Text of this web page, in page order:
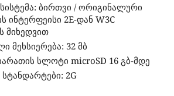
ბირთვი / ორიგინალური
ინტერფეისი 2E-დან W3C
მიხედვით
მეხსიერება: 32 მბ
სლოტი microSD 16 გბ-მდე
სტანდარტები: 2G